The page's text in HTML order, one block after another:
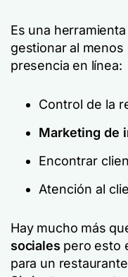
Es una
gestionar al
presencia en línea:
Control de la
Marketing de
Encontrar
Atención al
Hay mucho más
sociales pero esto
para un